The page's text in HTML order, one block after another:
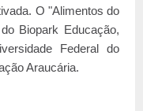
O "Alimentos do
Biopark Educação,
Federal do
Araucária.